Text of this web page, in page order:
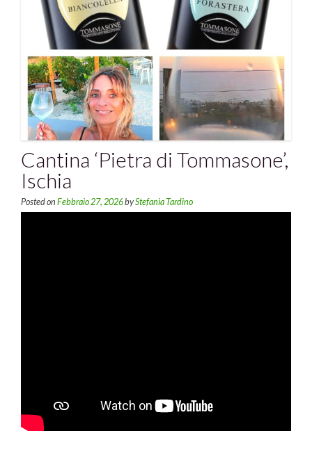
Cantina ‘Pietra di Tommasone’,
Ischia
Posted on Febbraio 27, 2026byStefania Tardino